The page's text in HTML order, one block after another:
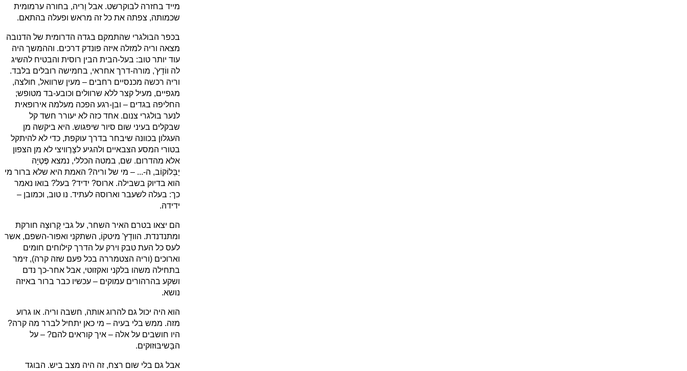
מייד בחזרה לבוקרשט. אבל וַריה, בחורה ערמומית
שכמותה, צפתה את כל זה מראש ופעלה בהתאם.
בכפר הבולגרי שהתמקם בגדה הדרומית של הדנובה
מצאה וריה למזלה איזה פונדק דרכים. וההמשך היה
עוד יותר טוב: בעל-הבית הבין רוסית והבטיח להשיג
לה ווֹדָץ', מורה-דרך אחראי, בחמישה רובלים בלבד.
וריה רכשה מכנסיים רחבים – מעין שרוואל, חולצה,
מגפיים, מעיל קצר ללא שרוולים וכובע-בד מטופש;
החליפה בגדים – ובן-רגע הפכה מעלמה אירופאית
לנער בולגרי צנום. אחד כזה לא יעורר חשד קל
שבקלים בעיני שום סיור שיפגוש. היא ביקשה מן
העגלון בכוונה שיבחר בדרך עוקפת, כדי לא להיתקל
בטורי המסע הצבאיים ולהגיע לצָרֶוויצי לא מן הצפון
אלא מהדרום. שם, במטה הכללי, נמצא פֶּטְיָה
יַבְּלוֹקוֹב, ה-... – מי של וריה? האמת היא שלא ברור מי
הוא בדיוק בשבילה. ארוס? ידיד? בעל? בואו נאמר
כך: בעלה לשעבר וארוסהּ לעתיד. נו טוב, וכמובן –
ידידהּ.
הם יצאו בטרם האיר השחר, על גבי קָרוּצָה חורקת
ומתנדנדת. הוודָץ' מיטקוֹ, השתקני ואפור-השפם, אשר
לעס כל העת טבק וירק על הדרך קילוחים חומים
וארוכים (וריה הצטמררה בכל פעם שזה קרה), זימר
בתחילה משהו בלקני ואקזוטי, אבל אחר-כך נדם
ושקע בהרהורים עמוקים – עכשיו כבר ברור באיזה
נושא.
הוא היה יכול גם להרוג אותה, חשבה וריה. או גרוע
מזה. ממש בלי בעיה – מי כאן יתחיל לברר מה קרה?
היו חושבים על אלה – איך קוראים להם? – על
הבָּשיבּוּזוּקים.
אבל גם בלי שום רצח, זה היה מצב ביש. הבוגד